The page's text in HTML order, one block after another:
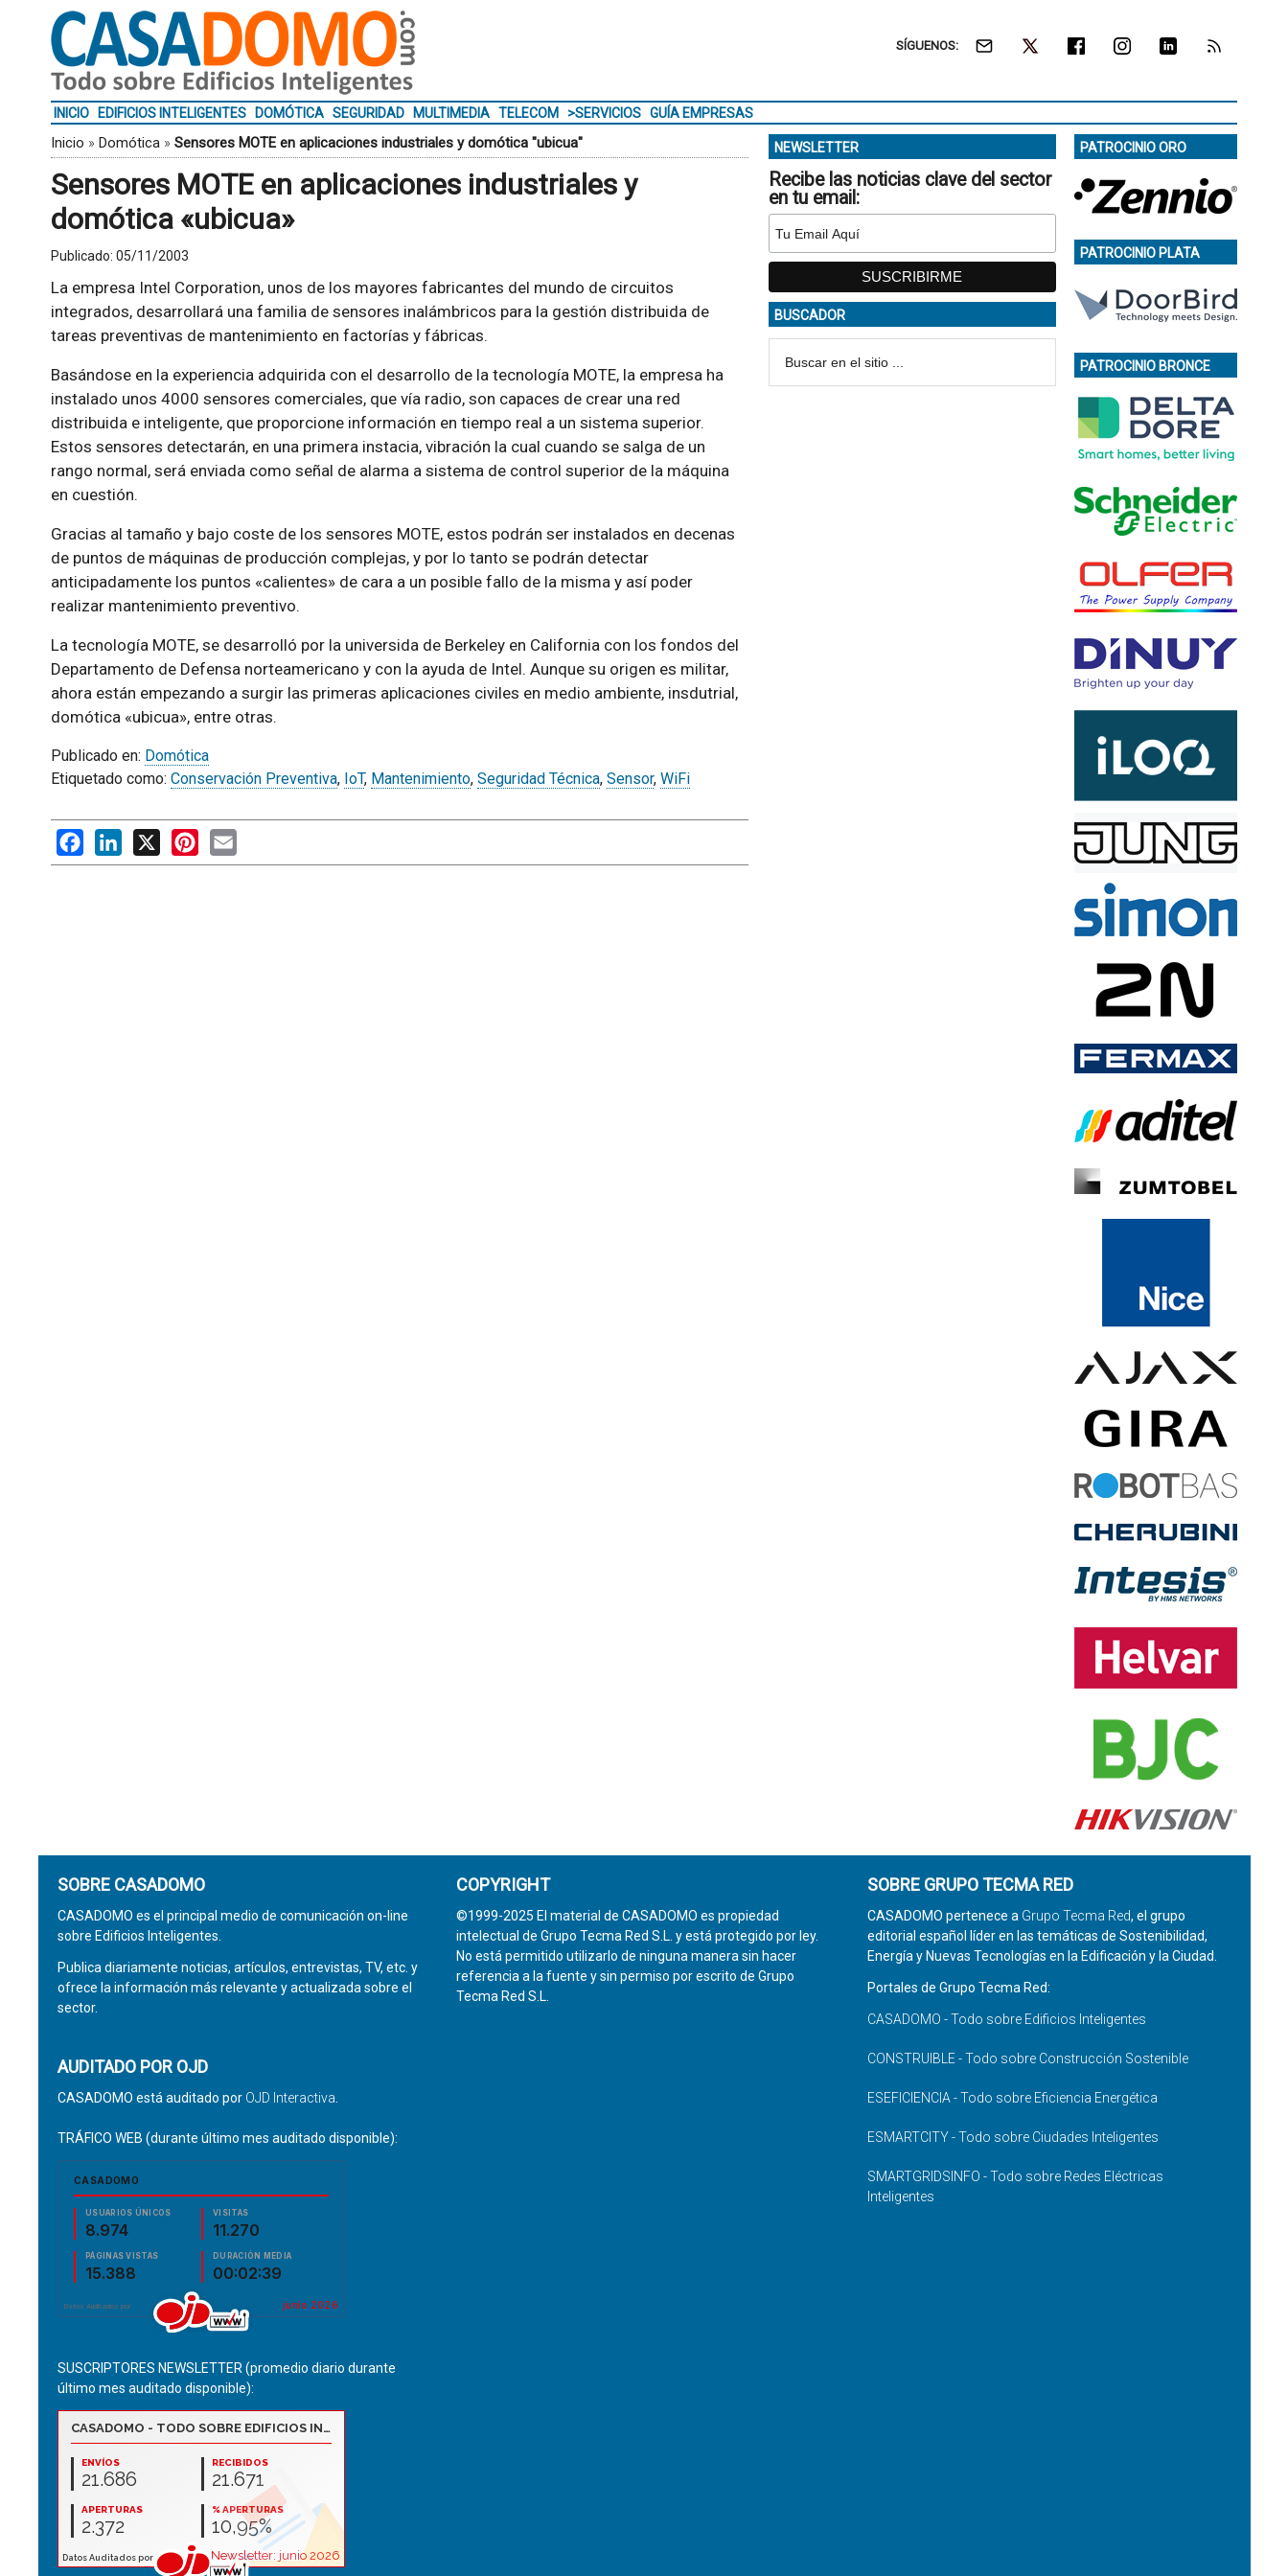
SÍGUENOS:
INICIO EDIFICIOS INTELIGENTES DOMÓTICA SEGURIDAD MULTIMEDIA TELECOM >SERVICIOS GUÍA EMPRESAS
Inicio » Domótica» Sensores MOTE en aplicaciones industriales y domótica "ubicua"
Sensores MOTE en aplicaciones industriales y
domótica «ubicua»
Publicado: 05/11/2003
La empresa Intel Corporation, unos de los mayores fabricantes del mundo de circuitos
integrados, desarrollará una familia de sensores inalámbricos para la gestión distribuida de
tareas preventivas de mantenimiento en factorías y fábricas.
Basándose en la experiencia adquirida con el desarrollo de la tecnología MOTE, la empresa ha
instalado unos 4000 sensores comerciales, que vía radio, son capaces de crear una red
distribuida e inteligente, que proporcione información en tiempo real a un sistema superior.
Estos sensores detectarán, en una primera instacia, vibración la cual cuando se salga de un
rango normal, será enviada como señal de alarma a sistema de control superior de la máquina
en cuestión.
Gracias al tamaño y bajo coste de los sensores MOTE, estos podrán ser instalados en decenas
de puntos de máquinas de producción complejas, y por lo tanto se podrán detectar
anticipadamente los puntos «calientes» de cara a un posible fallo de la misma y así poder
realizar mantenimiento preventivo.
La tecnología MOTE, se desarrolló por la universida de Berkeley en California con los fondos del
Departamento de Defensa norteamericano y con la ayuda de Intel. Aunque su origen es militar,
ahora están empezando a surgir las primeras aplicaciones civiles en medio ambiente, insdutrial,
domótica «ubicua», entre otras.
Publicado en: Domótica
Etiquetado como: Conservación Preventiva, IoT, Mantenimiento, Seguridad Técnica, Sensor, WiFi
FacebookLinkedIn
X PinterestEmail
NEWSLETTER
Recibe las noticias clave del sector
en tu email:
BUSCADOR
PATROCINIO ORO
PATROCINIO PLATA
PATROCINIO BRONCE
SOBRE CASADOMO
CASADOMO es el principal medio de comunicación on-line
sobre Edificios Inteligentes.
Publica diariamente noticias, artículos, entrevistas, TV, etc. y
ofrece la información más relevante y actualizada sobre el
sector.
AUDITADO POR OJD
CASADOMO está auditado por OJD Interactiva
TRÁFICO WEB (durante último mes auditado disponible):
SUSCRIPTORES NEWSLETTER (promedio diario durante
último mes auditado disponible):
COPYRIGHT
©1999-2025 El material de CASADOMO es propiedad
intelectual de Grupo Tecma Red S.L. y está protegido por ley.
No está permitido utilizarlo de ninguna manera sin hacer
referencia a la fuente y sin permiso por escrito de Grupo
Tecma Red S.L.
SOBRE GRUPO TECMA RED
CASADOMO pertenece a Grupo Tecma Red, el grupo
editorial español líder en las temáticas de Sostenibilidad,
Energía y Nuevas Tecnologías en la Edificación y la Ciudad.
Portales de Grupo Tecma Red:
CASADOMO - Todo sobre Edificios Inteligentes
CONSTRUIBLE - Todo sobre Construcción Sostenible
ESEFICIENCIA - Todo sobre Eficiencia Energética
ESMARTCITY - Todo sobre Ciudades Inteligentes
SMARTGRIDSINFO - Todo sobre Redes Eléctricas
Inteligentes